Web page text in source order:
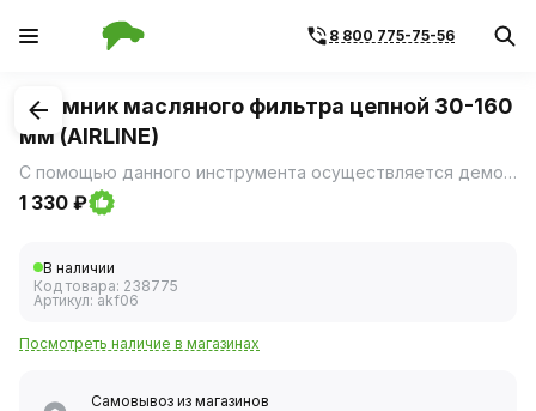
8 800 775-75-56
1/2
Съемник масляного фильтра цепной 30-160
мм (AIRLINE)
С помощью данного инструмента осуществляется демонтаж масляного фильтра автомобиля.
1 330 ₽
В наличии
Код товара: 238775
Артикул: akf06
Посмотреть наличие в магазинах
Самовывоз из магазинов